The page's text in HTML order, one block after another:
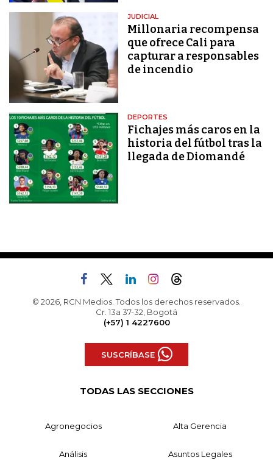
JUDICIAL
Millonaria recompensa
que ofrece Cali para
capturar a responsables
de incendio
DEPORTES
Fichajes más caros en la
historia del fútbol tras la
llegada de Diomandé
© 2026, RCN Medios. Todos los derechos reservados.
Cr. 13a 37-32, Bogotá
(+57) 1 4227600
SUSCRÍBASE
TODAS LAS SECCIONES
Agronegocios Alta Gerencia
Análisis Asuntos Legales